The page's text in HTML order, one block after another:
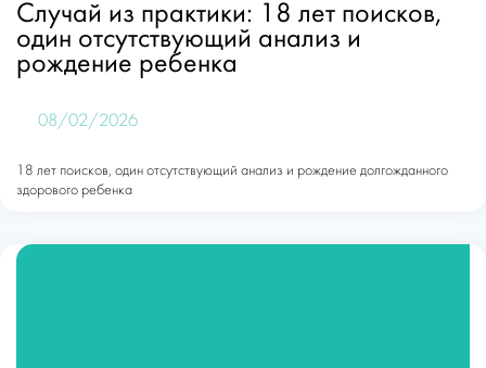
Случай из практики: 18 лет поисков,
один отсутствующий анализ и
рождение ребенка
08/02/2026
18 лет поисков, один отсутствующий анализ и рождение долгожданного
здорового ребенка